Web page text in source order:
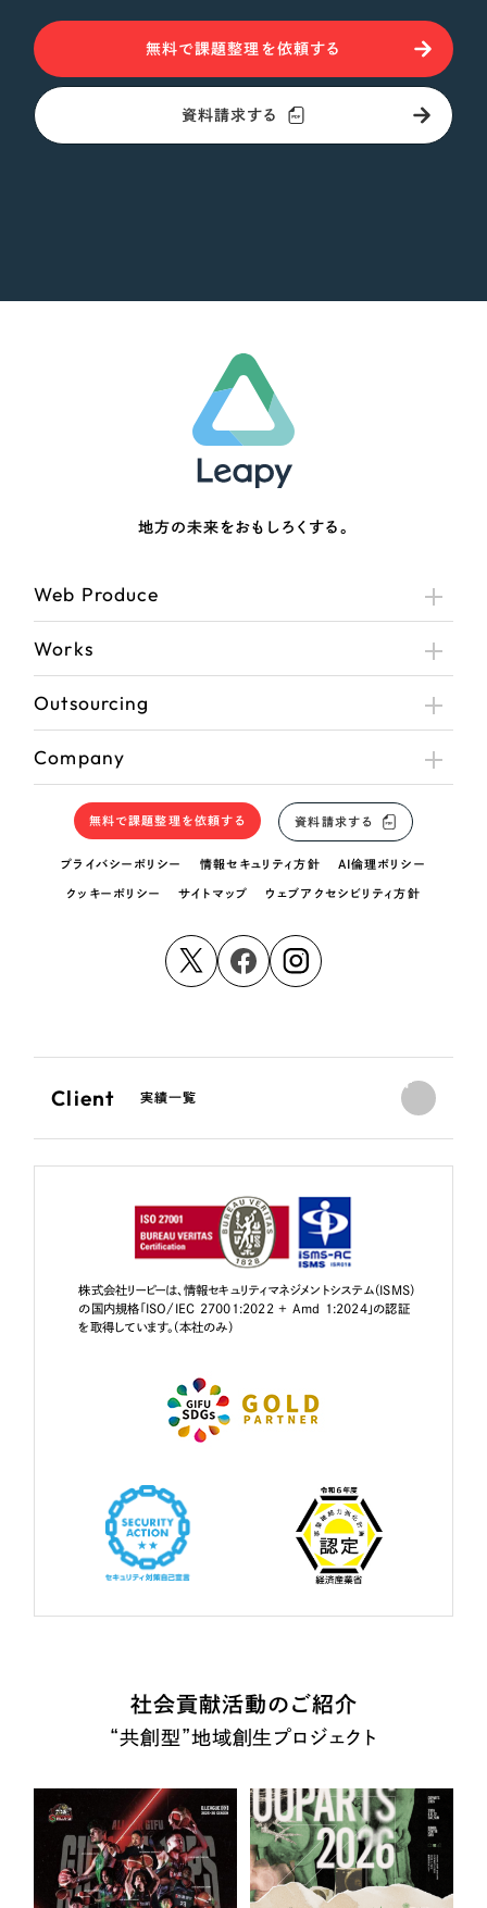
無料で課題整理を依頼する
資料請求する
地方の未来をおもしろくする。
Web Produce
Works
Outsourcing
Company
無料で課題整理を依頼する 資料請求する
プライバシーポリシー 情報セキュリティ方針 AI倫理ポリシー
クッキーポリシー サイトマップ ウェブアクセシビリティ方針
Client 実績一覧
株式会社リーピーは、情報セキュリティマネジメントシステム（ISMS）
の国内規格「ISO/IEC 27001:2022 + Amd 1:2024」の認証
を取得しています。（本社のみ）
社会貢献活動のご紹介
“共創型”地域創生プロジェクト